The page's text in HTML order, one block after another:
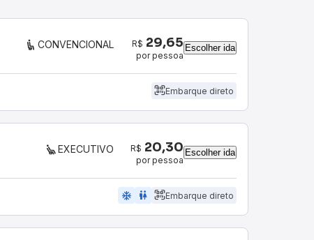
CONVENCIONAL R$ 29,65
por pessoa
Escolher ida
Embarque direto
EXECUTIVO R$ 20,30
por pessoa
Escolher ida
ac_unit wc Embarque direto